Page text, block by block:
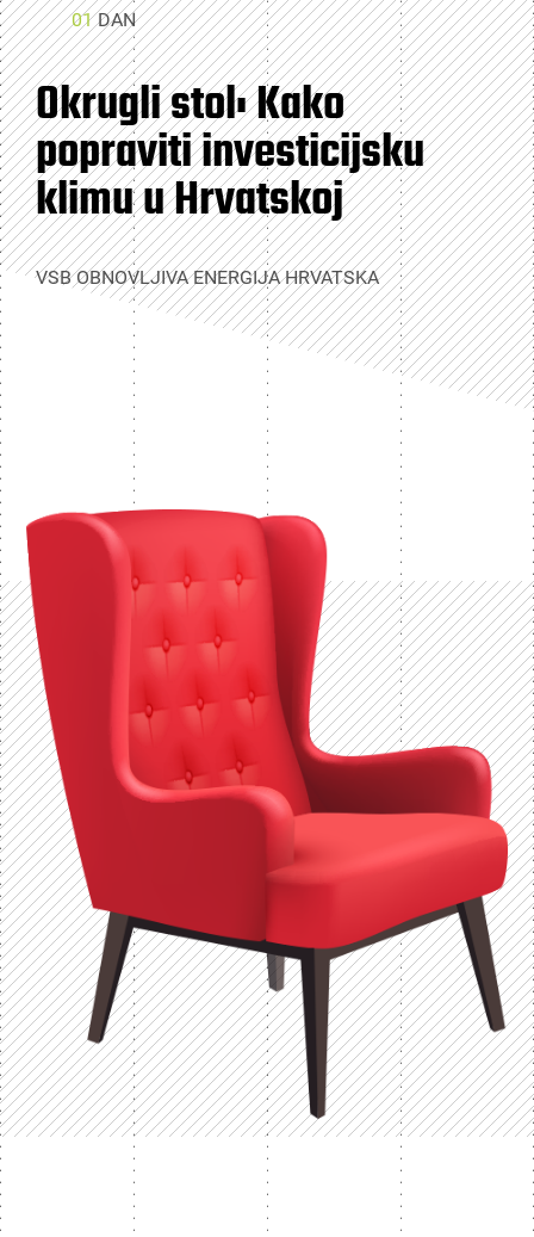
01DAN
Okrugli stol: Kako
popraviti investicijsku
klimu u Hrvatskoj
VSB OBNOVLJIVA ENERGIJA HRVATSKA